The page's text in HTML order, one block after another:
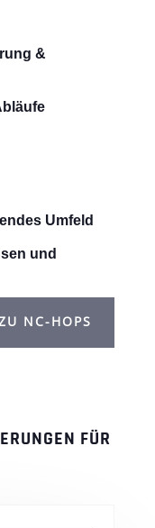
&
Umfeld
und
NC-HOPS
FÜR